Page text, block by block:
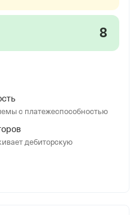
8
с платежеспособностью
дебиторскую